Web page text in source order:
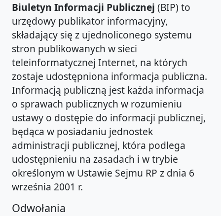
Biuletyn Informacji Publicznej (BIP) to
urzędowy publikator informacyjny,
składający się z ujednoliconego systemu
stron publikowanych w sieci
teleinformatycznej Internet, na których
zostaje udostępniona informacja publiczna.
Informacją publiczną jest każda informacja
o sprawach publicznych w rozumieniu
ustawy o dostępie do informacji publicznej,
będąca w posiadaniu jednostek
administracji publicznej, która podlega
udostępnieniu na zasadach i w trybie
określonym w Ustawie Sejmu RP z dnia 6
września 2001 r.
Odwołania